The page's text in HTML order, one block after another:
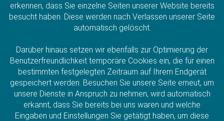
erkennen, dass Sie einzelne Seiten unserer Website bereits
besucht haben. Diese werden nach Verlassen unserer Seite
automatisch gelöscht.
Darüber hinaus setzen wir ebenfalls zur Optimierung der
Benutzerfreundlichkeit temporäre Cookies ein, die für einen
bestimmten festgelegten Zeitraum auf Ihrem Endgerät
gespeichert werden. Besuchen Sie unsere Seite erneut, um
unsere Dienste in Anspruch zu nehmen, wird automatisch
erkannt, dass Sie bereits bei uns waren und welche
Eingaben und Einstellungen Sie getätigt haben, um diese